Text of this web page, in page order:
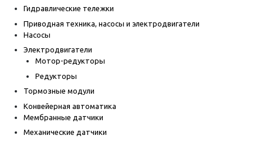
Гидравлические тележки
Приводная техника, насосы и электродвигатели
Насосы
Электродвигатели
Мотор-редукторы
Редукторы
Тормозные модули
Конвейерная автоматика
Мембранные датчики
Механические датчики